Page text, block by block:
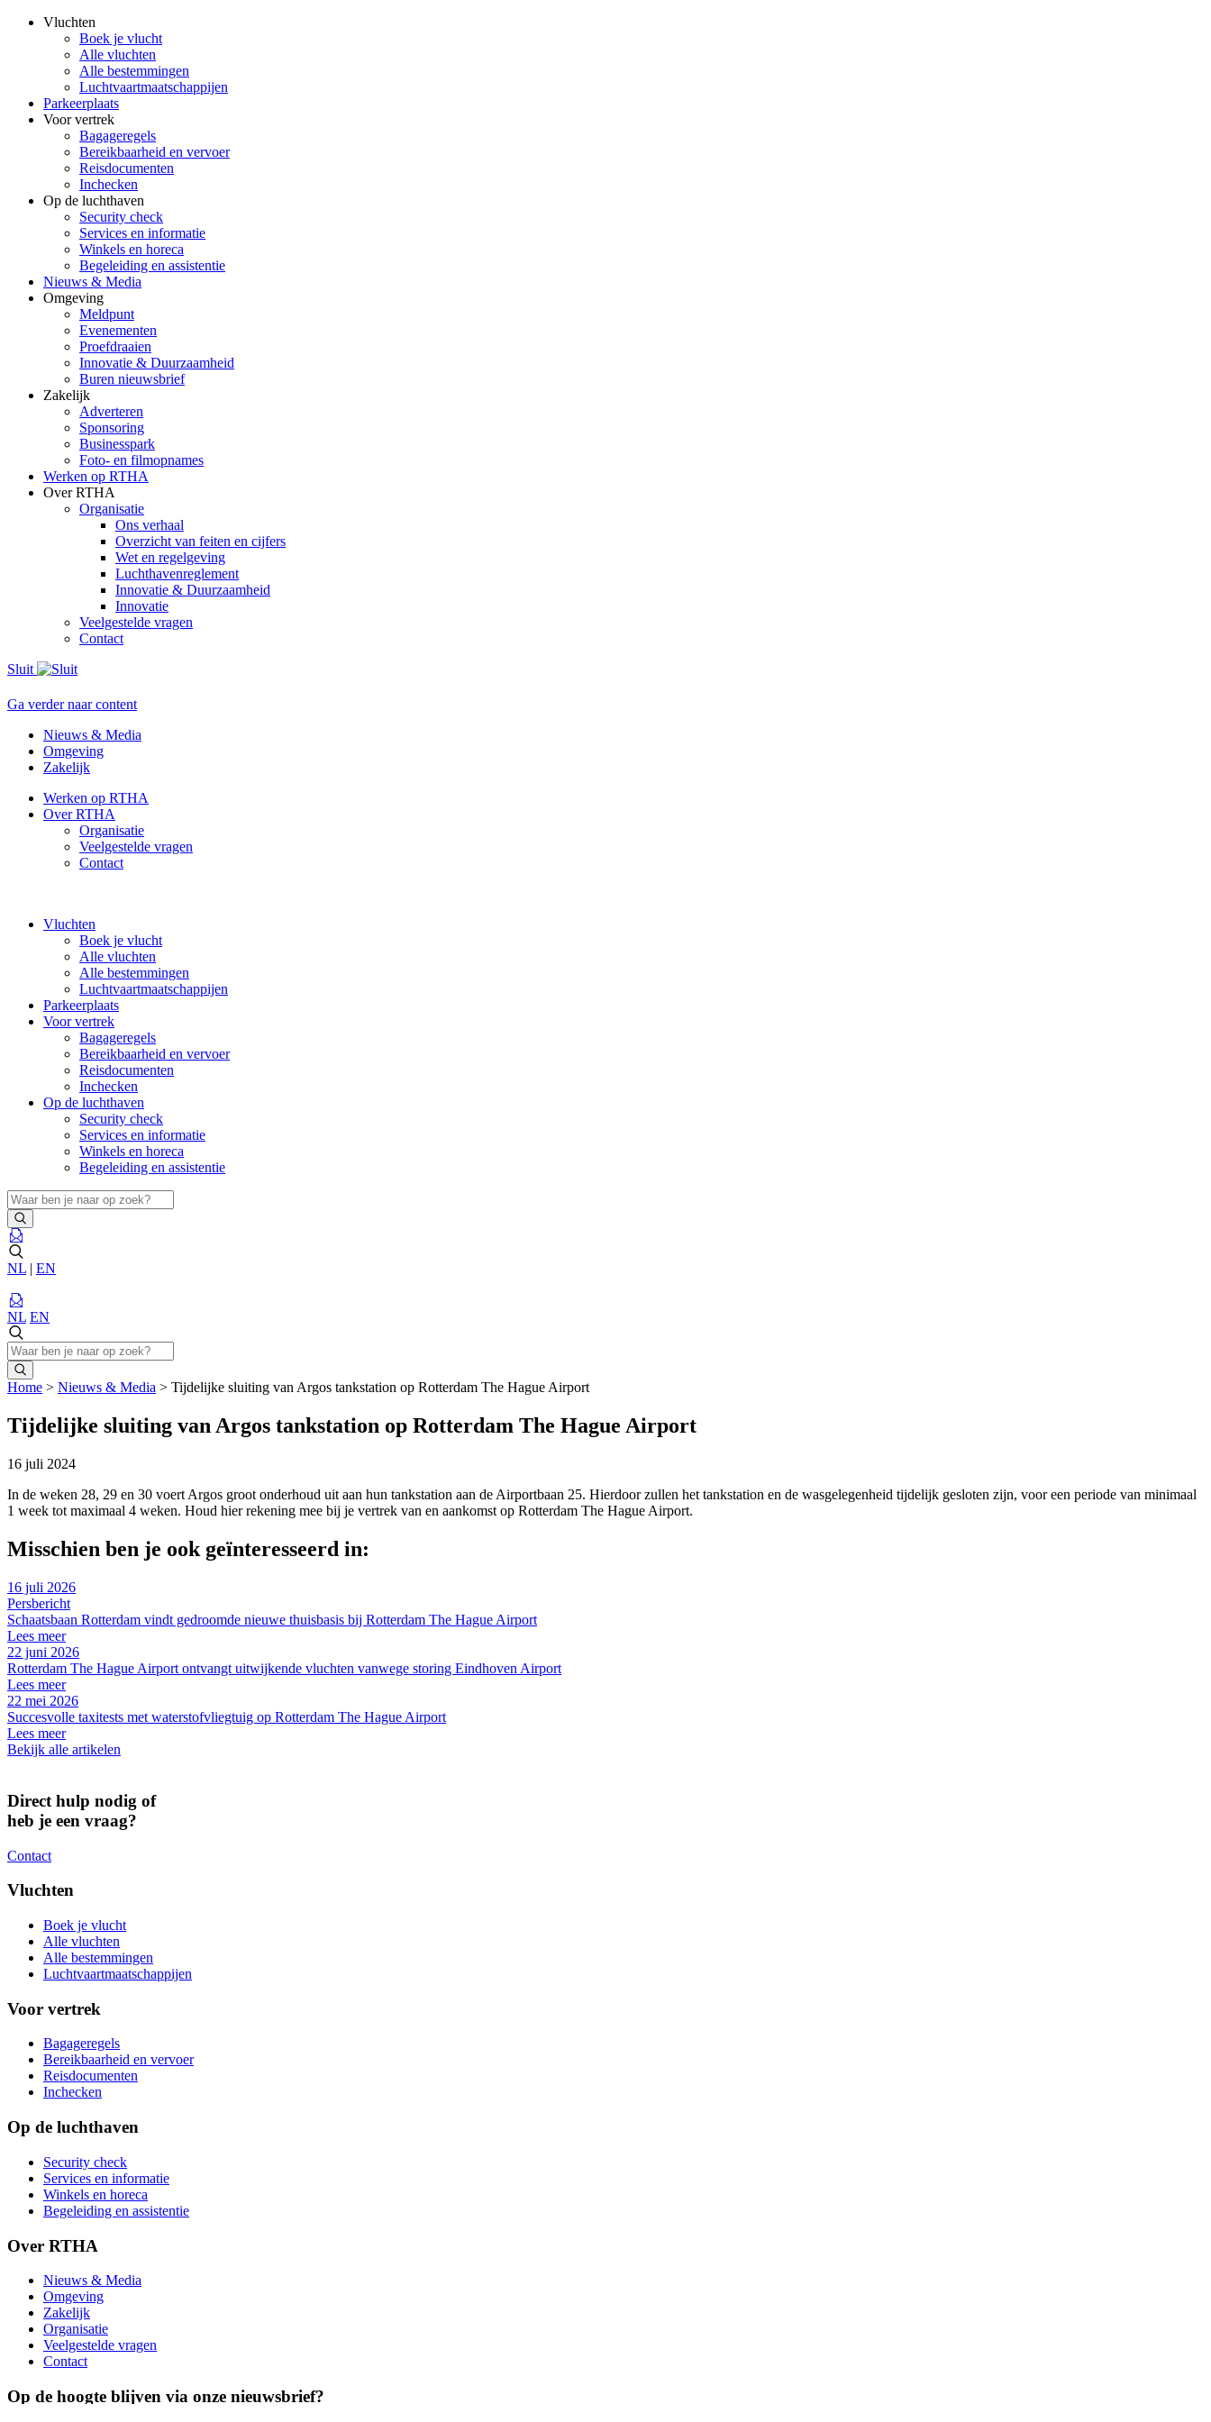
Vluchten
Boek je vlucht
Alle vluchten
Alle bestemmingen
Luchtvaartmaatschappijen
Parkeerplaats
Voor vertrek
Bagageregels
Bereikbaarheid en vervoer
Reisdocumenten
Inchecken
Op de luchthaven
Security check
Services en informatie
Winkels en horeca
Begeleiding en assistentie
Nieuws & Media
Omgeving
Meldpunt
Evenementen
Proefdraaien
Innovatie & Duurzaamheid
Buren nieuwsbrief
Zakelijk
Adverteren
Sponsoring
Businesspark
Foto- en filmopnames
Werken op RTHA
Over RTHA
Organisatie
Ons verhaal
Overzicht van feiten en cijfers
Wet en regelgeving
Luchthavenreglement
Innovatie & Duurzaamheid
Innovatie
Veelgestelde vragen
Contact
Sluit
Ga verder naar content
Nieuws & Media
Omgeving
Zakelijk
Werken op RTHA
Over RTHA
Organisatie
Veelgestelde vragen
Contact
Vluchten
Boek je vlucht
Alle vluchten
Alle bestemmingen
Luchtvaartmaatschappijen
Parkeerplaats
Voor vertrek
Bagageregels
Bereikbaarheid en vervoer
Reisdocumenten
Inchecken
Op de luchthaven
Security check
Services en informatie
Winkels en horeca
Begeleiding en assistentie
NL | EN
NL EN
Home > Nieuws & Media > Tijdelijke sluiting van Argos tankstation op Rotterdam The Hague Airport
Tijdelijke sluiting van Argos tankstation op Rotterdam The Hague Airport
16 juli 2024
In de weken 28, 29 en 30 voert Argos groot onderhoud uit aan hun tankstation aan de Airportbaan 25. Hierdoor zullen het tankstation en de wasgelegenheid tijdelijk gesloten zijn, voor een periode van minimaal
1 week tot maximaal 4 weken. Houd hier rekening mee bij je vertrek van en aankomst op Rotterdam The Hague Airport.
Misschien ben je ook geïnteresseerd in:
16 juli 2026
Persbericht
Schaatsbaan Rotterdam vindt gedroomde nieuwe thuisbasis bij Rotterdam The Hague Airport
Lees meer
22 juni 2026
Rotterdam The Hague Airport ontvangt uitwijkende vluchten vanwege storing Eindhoven Airport
Lees meer
22 mei 2026
Succesvolle taxitests met waterstofvliegtuig op Rotterdam The Hague Airport
Lees meer
Bekijk alle artikelen
Direct hulp nodig of
heb je een vraag?
Contact
Vluchten
Boek je vlucht
Alle vluchten
Alle bestemmingen
Luchtvaartmaatschappijen
Voor vertrek
Bagageregels
Bereikbaarheid en vervoer
Reisdocumenten
Inchecken
Op de luchthaven
Security check
Services en informatie
Winkels en horeca
Begeleiding en assistentie
Over RTHA
Nieuws & Media
Omgeving
Zakelijk
Organisatie
Veelgestelde vragen
Contact
Op de hoogte blijven via onze nieuwsbrief?